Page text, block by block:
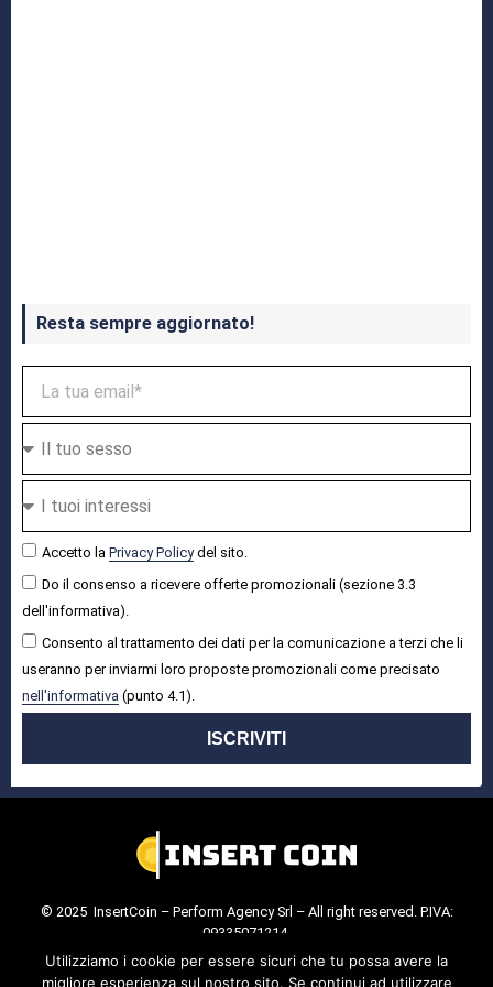
Resta sempre aggiornato!
Accetto la Privacy Policydel sito.
Do il consenso a ricevere offerte promozionali (sezione 3.3
dell'informativa).
Consento al trattamento dei dati per la comunicazione a terzi che li
useranno per inviarmi loro proposte promozionali come precisato
nell'informativa (punto 4.1).
ISCRIVITI
© 2025 InsertCoin – Perform Agency Srl – All right reserved. P.IVA:
09335071214.
Cookie Policy . Privacy Policy.
Utilizziamo i cookie per essere sicuri che tu possa avere la
migliore esperienza sul nostro sito. Se continui ad utilizzare